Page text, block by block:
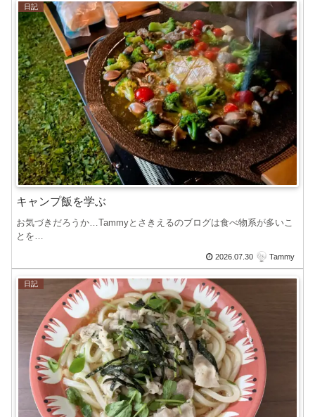
日記
キャンプ飯を学ぶ
お気づきだろうか…Tammyとさきえるのブログは食べ物系が多いこ
とを…
2026.07.30 Tammy
日記